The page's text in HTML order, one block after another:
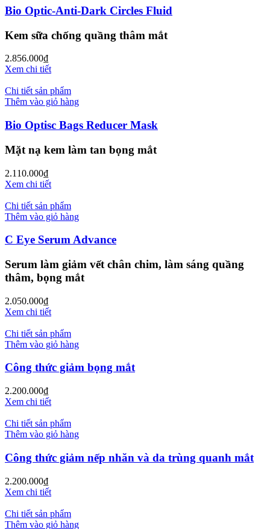
Bio Optic-Anti-Dark Circles Fluid
Kem sữa chống quầng thâm mắt
2.856.000₫
Xem chi tiết
Chi tiết sản phẩm
Thêm vào giỏ hàng
Bio Optisc Bags Reducer Mask
Mặt nạ kem làm tan bọng mắt
2.110.000₫
Xem chi tiết
Chi tiết sản phẩm
Thêm vào giỏ hàng
C Eye Serum Advance
Serum làm giảm vết chân chim, làm sáng quầng
thâm, bọng mắt
2.050.000₫
Xem chi tiết
Chi tiết sản phẩm
Thêm vào giỏ hàng
Công thức giảm bọng mắt
2.200.000₫
Xem chi tiết
Chi tiết sản phẩm
Thêm vào giỏ hàng
Công thức giảm nếp nhăn và da trùng quanh mắt
2.200.000₫
Xem chi tiết
Chi tiết sản phẩm
Thêm vào giỏ hàng